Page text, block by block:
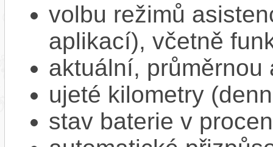
volbu režimů
aplikací), včetně
aktuální, průměrnou
ujeté kilometry
stav baterie v